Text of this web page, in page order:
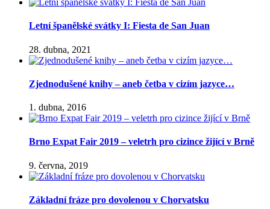
Letní španělské svátky I: Fiesta de San Juan
28. dubna, 2021
Zjednodušené knihy – aneb četba v cizím jazyce…
1. dubna, 2016
Brno Expat Fair 2019 – veletrh pro cizince žijící v Brně
9. června, 2019
Základní fráze pro dovolenou v Chorvatsku